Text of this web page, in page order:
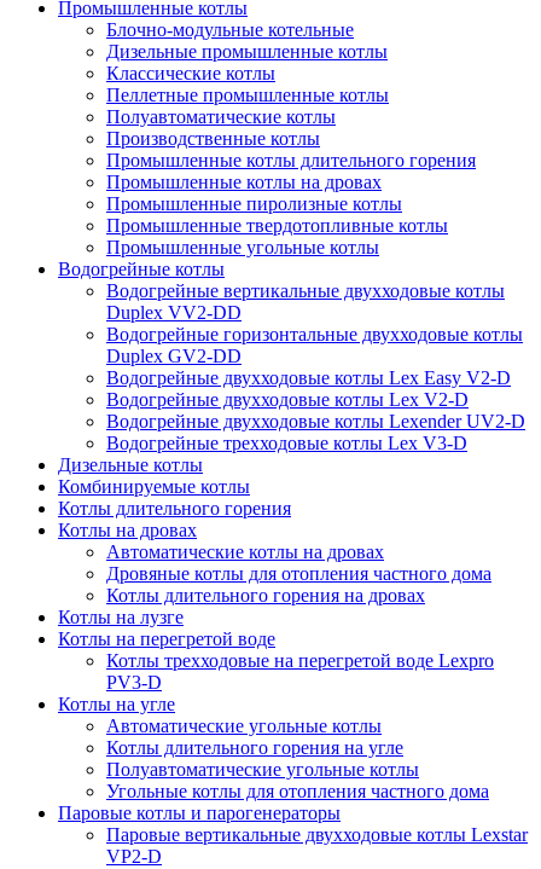
Промышленные котлы
Блочно-модульные котельные
Дизельные промышленные котлы
Классические котлы
Пеллетные промышленные котлы
Полуавтоматические котлы
Производственные котлы
Промышленные котлы длительного горения
Промышленные котлы на дровах
Промышленные пиролизные котлы
Промышленные твердотопливные котлы
Промышленные угольные котлы
Водогрейные котлы
Водогрейные вертикальные двухходовые котлы
Duplex VV2-DD
Водогрейные горизонтальные двухходовые котлы
Duplex GV2-DD
Водогрейные двухходовые котлы Lex Easy V2-D
Водогрейные двухходовые котлы Lex V2-D
Водогрейные двухходовые котлы Lexender UV2-D
Водогрейные трехходовые котлы Lex V3-D
Дизельные котлы
Комбинируемые котлы
Котлы длительного горения
Котлы на дровах
Автоматические котлы на дровах
Дровяные котлы для отопления частного дома
Котлы длительного горения на дровах
Котлы на лузге
Котлы на перегретой воде
Котлы трехходовые на перегретой воде Lexpro
PV3-D
Котлы на угле
Автоматические угольные котлы
Котлы длительного горения на угле
Полуавтоматические угольные котлы
Угольные котлы для отопления частного дома
Паровые котлы и парогенераторы
Паровые вертикальные двухходовые котлы Lexstar
VP2-D